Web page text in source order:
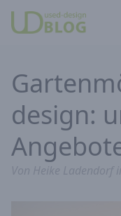
design: